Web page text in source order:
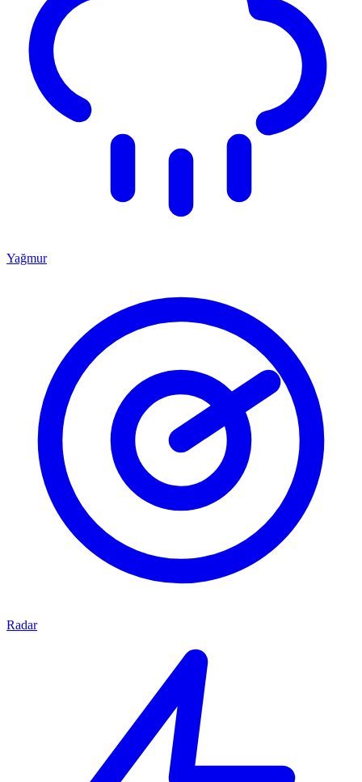
Yağmur
Radar